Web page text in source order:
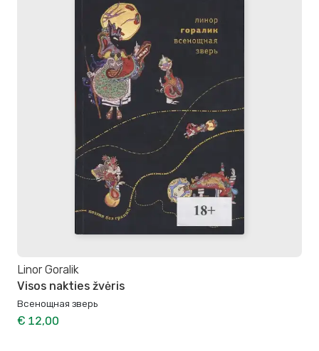
Linor Goralik
Visos nakties žvėris
Всенощная зверь
€ 12,00